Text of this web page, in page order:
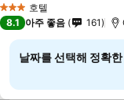
3 성급 호텔
8.1 아주 좋음 161
날짜를 선택해 정확